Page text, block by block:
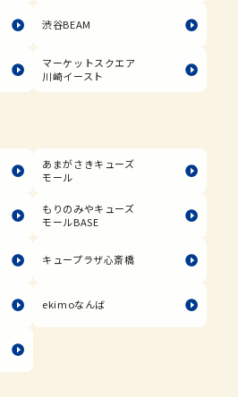
渋谷BEAM
マーケットスクエア
川崎イースト
あまがさきキューズ
モール
もりのみやキューズ
モールBASE
キュープラザ心斎橋
ekimoなんば